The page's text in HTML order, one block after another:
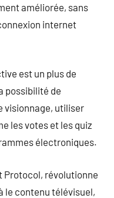
améliorée, sans
internet
est un plus de
possibilité de
visionnage, utiliser
les votes et les quiz
électroniques.
Protocol, révolutionne
le contenu télévisuel,